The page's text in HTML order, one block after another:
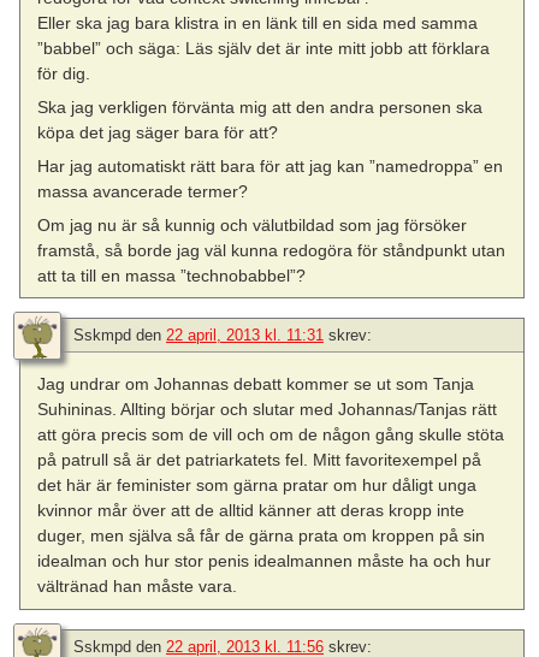
Eller ska jag bara klistra in en länk till en sida med samma
”babbel” och säga: Läs själv det är inte mitt jobb att förklara
för dig.
Ska jag verkligen förvänta mig att den andra personen ska
köpa det jag säger bara för att?
Har jag automatiskt rätt bara för att jag kan ”namedroppa” en
massa avancerade termer?
Om jag nu är så kunnig och välutbildad som jag försöker
framstå, så borde jag väl kunna redogöra för ståndpunkt utan
att ta till en massa ”technobabbel”?
Sskmpd den 22 april, 2013 kl. 11:31 skrev:
Jag undrar om Johannas debatt kommer se ut som Tanja
Suhininas. Allting börjar och slutar med Johannas/Tanjas rätt
att göra precis som de vill och om de någon gång skulle stöta
på patrull så är det patriarkatets fel. Mitt favoritexempel på
det här är feminister som gärna pratar om hur dåligt unga
kvinnor mår över att de alltid känner att deras kropp inte
duger, men själva så får de gärna prata om kroppen på sin
idealman och hur stor penis idealmannen måste ha och hur
vältränad han måste vara.
Sskmpd den 22 april, 2013 kl. 11:56 skrev: